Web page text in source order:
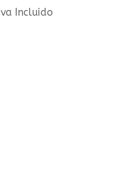
Iva Incluido